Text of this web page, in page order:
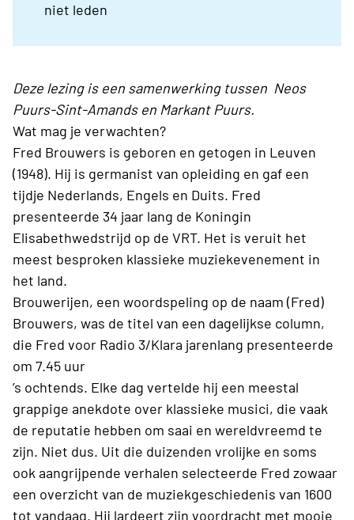
niet leden
Deze lezing is een samenwerking tussen Neos
Puurs-Sint-Amands en Markant Puurs.
Wat mag je verwachten?
Fred Brouwers is geboren en getogen in Leuven
(1948). Hij is germanist van opleiding en gaf een
tijdje Nederlands, Engels en Duits. Fred
presenteerde 34 jaar lang de Koningin
Elisabethwedstrijd op de VRT. Het is veruit het
meest besproken klassieke muziekevenement in
het land.
Brouwerijen, een woordspeling op de naam (Fred)
Brouwers, was de titel van een dagelijkse column,
die Fred voor Radio 3/Klara jarenlang presenteerde
om 7.45 uur
’s ochtends. Elke dag vertelde hij een meestal
grappige anekdote over klassieke musici, die vaak
de reputatie hebben om saai en wereldvreemd te
zijn. Niet dus. Uit die duizenden vrolijke en soms
ook aangrijpende verhalen selecteerde Fred zowaar
een overzicht van de muziekgeschiedenis van 1600
tot vandaag. Hij lardeert zijn voordracht met mooie